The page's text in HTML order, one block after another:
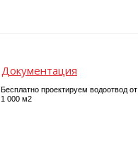
Документация
Бесплатно проектируем водоотвод от
1 000 м2